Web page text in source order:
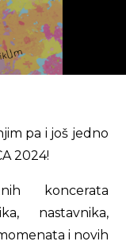
pa i još jedno
2024!
koncerata
nastavnika,
i novih